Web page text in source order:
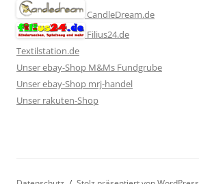
CandleDream.de
Filius24.de
Textilstation.de
Unser ebay-Shop M&Ms Fundgrube
Unser ebay-Shop mrj-handel
Unser rakuten-Shop